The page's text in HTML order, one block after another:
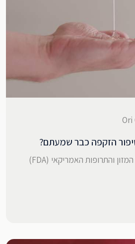
הזקפה כבר שמעתם?
לאחרונה אישר מנהל המזון והתרופות האמריקאי (FDA)